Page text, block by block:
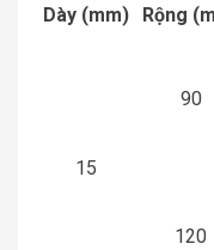
Dày (mm) Rộng
15
90
120